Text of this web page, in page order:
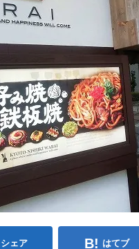
シェア はてブ